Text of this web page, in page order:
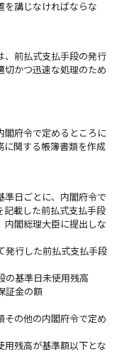
を講じなければならな
、前払式支払手段の発行
切かつ迅速な処理のため
閣府令で定めるところに
に関する帳簿書類を作成
準日ごとに、内閣府令で
記載した前払式支払手段
内閣総理大臣に提出しな
発行した前払式支払手段
の基準日未使用残高
証金の額
その他の内閣府令で定め
用残高が基準額以下とな